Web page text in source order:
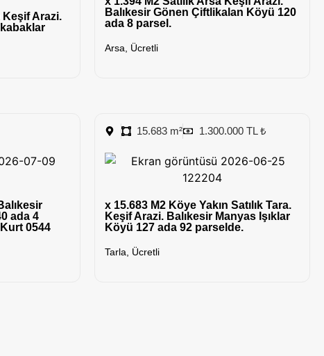
Keşif Arazi.
Balıkesir Gönen Çiftlikalan Köyü 120
ada 8 parsel.
Arsa Ücretli
ada 4
0544
15.683 m² 1.300.000 TL ₺
x 15.683 M2 Köye Yakın Satılık Tara.
Keşif Arazi. Balıkesir Manyas Işıklar
Köyü 127 ada 92 parselde.
Tarla Ücretli